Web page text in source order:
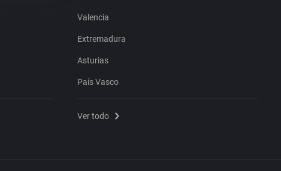
Valencia
Extremadura
Asturias
País Vasco
Ver todo